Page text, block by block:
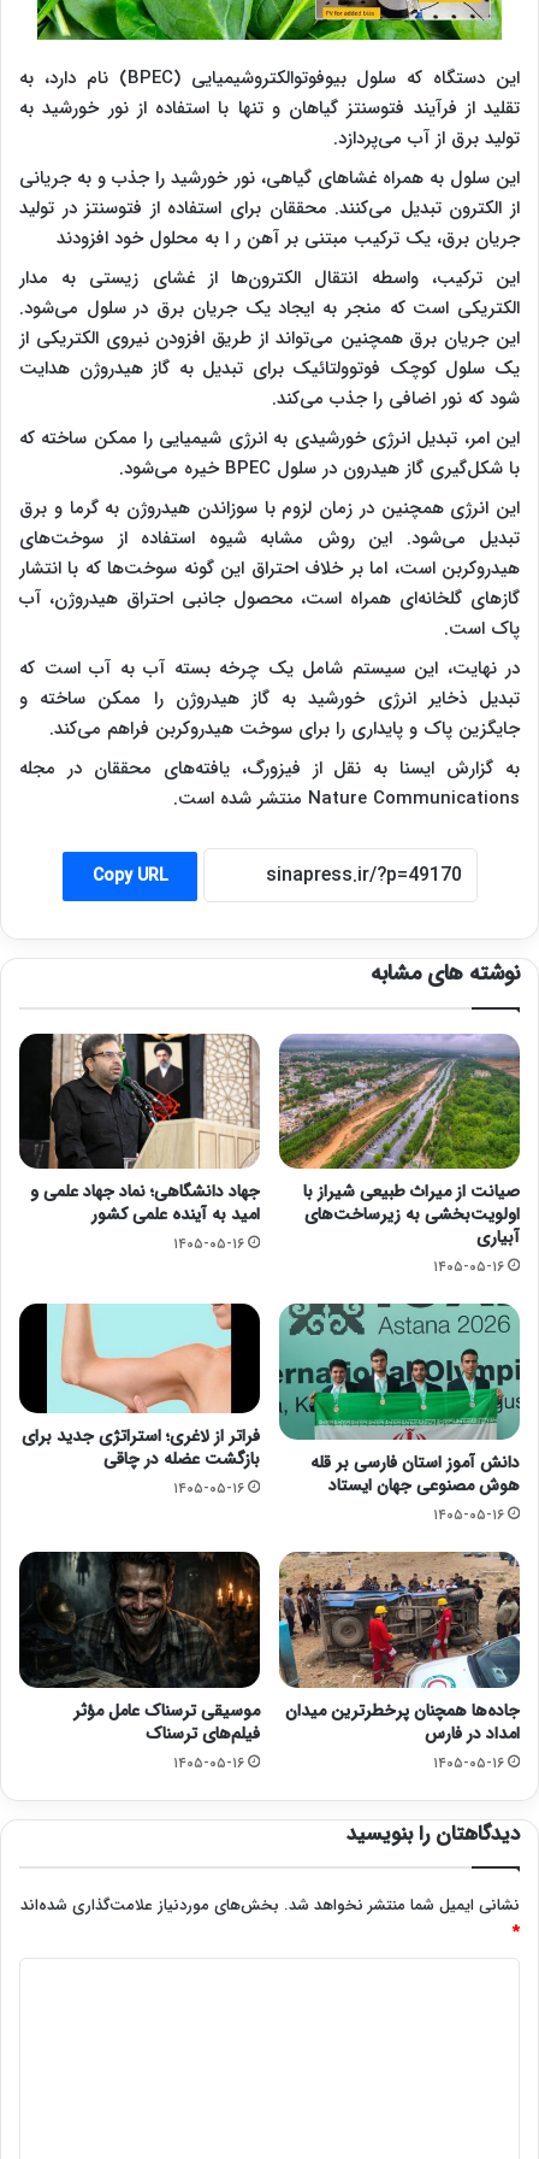
این دستگاه که سلول بیوفوتوالکتروشیمیایی (BPEC) نام دارد، به
تقلید از فرآیند فتوسنتز گیاهان و تنها با استفاده از نور خورشید به
تولید برق از آب می‌پردازد.
این سلول به همراه غشاهای گیاهی، نور خورشید را جذب و به جریانی
از الکترون تبدیل می‌کنند. محققان برای استفاده از فتوسنتز در تولید
جریان برق، یک ترکیب مبتنی بر آهن ر ا به محلول خود افزودند
این ترکیب، واسطه انتقال الکترون‌ها از غشای زیستی به مدار
الکتریکی است که منجر به ایجاد یک جریان برق در سلول می‌شود.
این جریان برق همچنین می‌تواند از طریق افزودن نیروی الکتریکی از
یک سلول کوچک فوتوولتائیک برای تبدیل به گاز هیدروژن هدایت
شود که نور اضافی را جذب می‌کند.
این امر، تبدیل انرژی خورشیدی به انرژی شیمیایی را ممکن ساخته که
با شکل‌گیری گاز هیدرون در سلول BPEC خیره می‌شود.
این انرژی همچنین در زمان لزوم با سوزاندن هیدروژن به گرما و برق
تبدیل می‌شود. این روش مشابه شیوه استفاده از سوخت‌های
هیدروکربن است، اما بر خلاف احتراق این گونه سوخت‌ها که با انتشار
گازهای گلخانه‌ای همراه است، محصول جانبی احتراق هیدروژن، آب
پاک است.
در نهایت، این سیستم شامل یک چرخه بسته آب به آب است که
تبدیل ذخایر انرژی خورشید به گاز هیدروژن را ممکن ساخته و
جایگزین پاک و پایداری را برای سوخت هیدروکربن فراهم می‌کند.
به گزارش ایسنا به نقل از فیزورگ، یافته‌های محققان در مجله
Nature Communications منتشر شده است.
Copy URL
نوشته های مشابه
صیانت از میراث طبیعی شیراز با
اولویت‌بخشی به زیرساخت‌های
آبیاری
۱۴۰۵-۰۵-۱۶
جهاد دانشگاهی؛ نماد جهاد علمی و
امید به آینده علمی کشور
۱۴۰۵-۰۵-۱۶
دانش آموز استان فارسی بر قله
هوش مصنوعی جهان ایستاد
۱۴۰۵-۰۵-۱۶
فراتر از لاغری؛ استراتژی جدید برای
بازگشت عضله در چاقی
۱۴۰۵-۰۵-۱۶
جاده‌ها همچنان پرخطرترین میدان
امداد در فارس
۱۴۰۵-۰۵-۱۶
موسیقی ترسناک عامل مؤثر
فیلم‌های ترسناک
۱۴۰۵-۰۵-۱۶
دیدگاهتان را بنویسید
نشانی ایمیل شما منتشر نخواهد شد. بخش‌های موردنیاز علامت‌گذاری شده‌اند
*